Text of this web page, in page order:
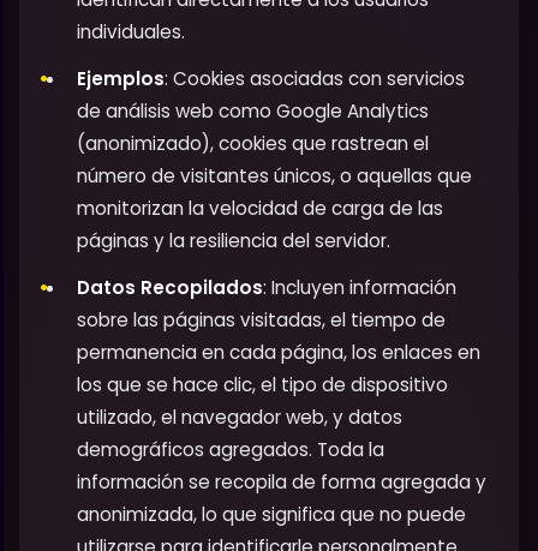
individuales.
Ejemplos: Cookies asociadas con servicios
de análisis web como Google Analytics
(anonimizado), cookies que rastrean el
número de visitantes únicos, o aquellas que
monitorizan la velocidad de carga de las
páginas y la resiliencia del servidor.
Datos Recopilados: Incluyen información
sobre las páginas visitadas, el tiempo de
permanencia en cada página, los enlaces en
los que se hace clic, el tipo de dispositivo
utilizado, el navegador web, y datos
demográficos agregados. Toda la
información se recopila de forma agregada y
anonimizada, lo que significa que no puede